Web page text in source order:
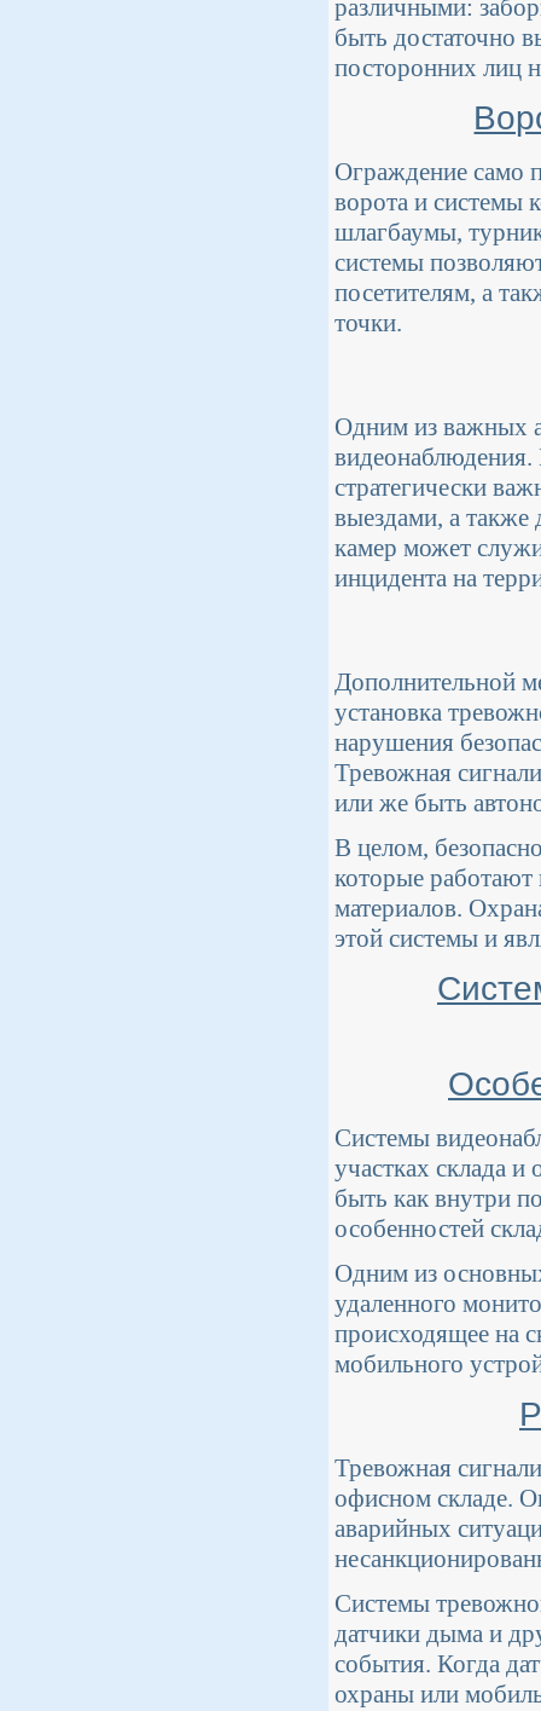
различными:
быть достаточно
посторонних лиц
Ограждение само
ворота и системы
шлагбаумы,
системы
посетителям, а
точки.
Одним из важных
стратегически
выездами, а также
камер может
инцидента на
Дополнительной
установка
нарушения
Тревожная
или же быть
В целом,
которые работают
материалов.
этой системы и
Системы
участках склада
быть как внутри
особенностей
Одним из
удаленного
происходящее на
мобильного
Тревожная
офисном складе.
аварийных
Системы
датчики дыма и
события. Когда
охраны или